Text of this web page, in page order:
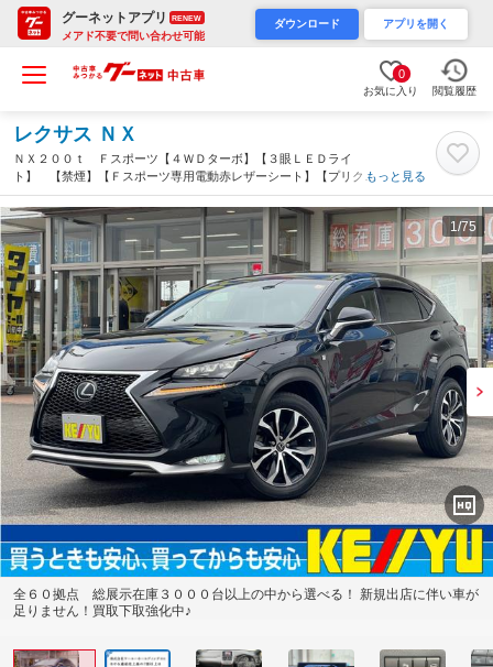
グーネットアプリ RENEW
メアド不要で問い合わせ可能
ダウンロード アプリを開く
0
お気に入り 閲覧履歴
レクサス ＮＸ
ＮＸ２００ｔ Ｆスポーツ【４ＷＤターボ】【３眼ＬＥＤライ
ト】 【禁煙】【Ｆスポーツ専用電動赤レザーシート】【プリクラ
ッシュセーフティ／レーダークルーズ】【シートベンチレーション
／ハンドルヒーター】【電動リアゲート】【地デジ／ＢＴ接続／Ｂ
カメラ】【ＥＴＣ２．０】（富山県）
もっと見る
1 /75
全６０拠点 総展示在庫３０００台以上の中から選べる！ 新規出店に伴い車が
足りません！買取下取強化中♪